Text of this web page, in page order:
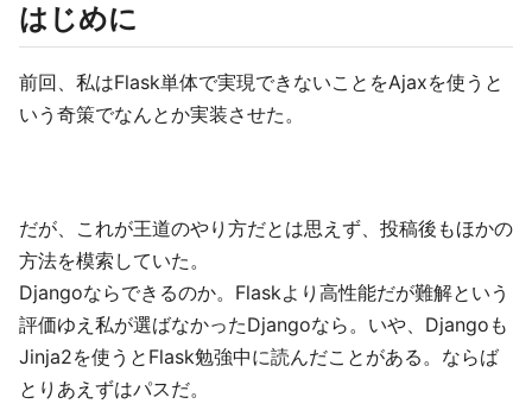
はじめに
前回、私はFlask単体で実現できないことをAjaxを使うと
いう奇策でなんとか実装させた。
だが、これが王道のやり方だとは思えず、投稿後もほかの
方法を模索していた。
Djangoならできるのか。Flaskより高性能だが難解という
評価ゆえ私が選ばなかったDjangoなら。いや、Djangoも
Jinja2を使うとFlask勉強中に読んだことがある。ならば
とりあえずはパスだ。